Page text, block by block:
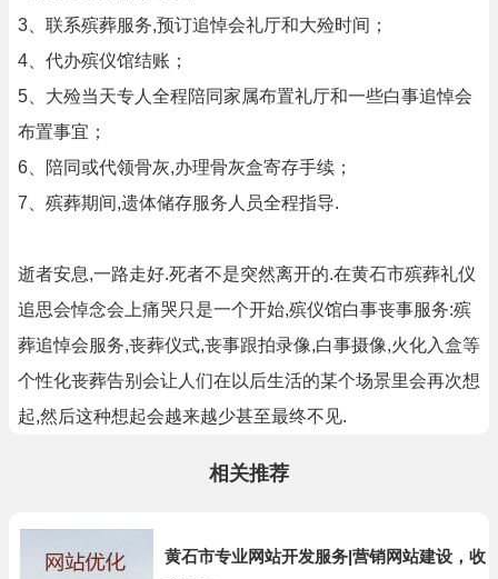
3、联系殡葬服务,预订追悼会礼厅和大殓时间；
4、代办殡仪馆结账；
5、大殓当天专人全程陪同家属布置礼厅和一些白事追悼会
布置事宜；
6、陪同或代领骨灰,办理骨灰盒寄存手续；
7、殡葬期间,遗体储存服务人员全程指导.
逝者安息,一路走好.死者不是突然离开的.在黄石市殡葬礼仪
追思会悼念会上痛哭只是一个开始,殡仪馆白事丧事服务:殡
葬追悼会服务,丧葬仪式,丧事跟拍录像,白事摄像,火化入盒等
个性化丧葬告别会让人们在以后生活的某个场景里会再次想
起,然后这种想起会越来越少甚至最终不见.
相关推荐
黄石市专业网站开发服务|营销网站建设，收